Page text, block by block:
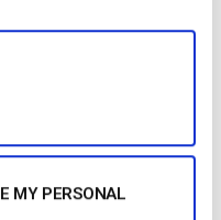
MY PERSONAL
¿Hay áreas de tu
un plan te permite
equipo! ¿A quién